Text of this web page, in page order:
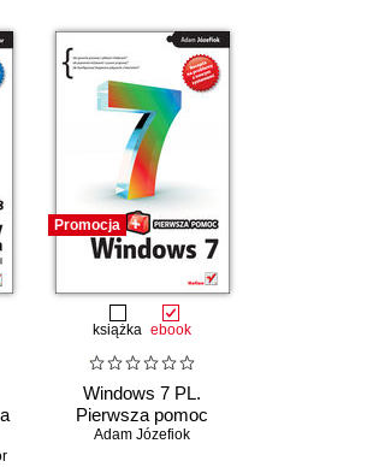
Promocja
książka ebook
Windows 7 PL.
Pierwsza pomoc
Adam Józefiok